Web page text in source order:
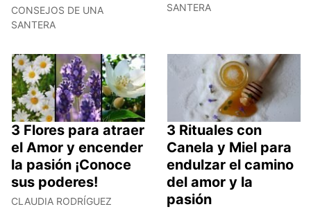
CONSEJOS DE UNA
SANTERA
SANTERA
3 Flores para atraer
el Amor y encender
la pasión ¡Conoce
sus poderes!
CLAUDIA RODRÍGUEZ
3 Rituales con
Canela y Miel para
endulzar el camino
del amor y la
pasión